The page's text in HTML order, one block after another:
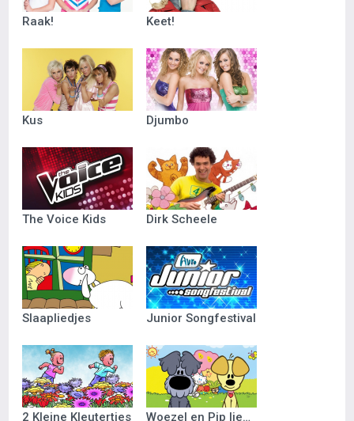
Raak! Keet!
Kus Djumbo
The Voice Kids Dirk Scheele
Slaapliedjes Junior Songfestival
2 Kleine Kleutertjes Woezel en Pip liedjes